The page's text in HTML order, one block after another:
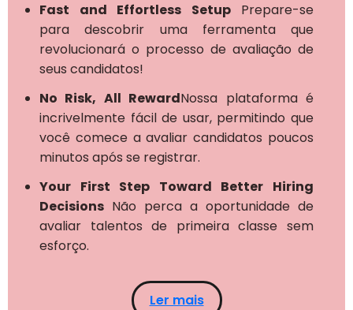
Fast and Effortless SetupPrepare-se
para descobrir uma ferramenta que
revolucionará o processo de avaliação de
seus candidatos!
No Risk, All RewardNossa plataforma é
incrivelmente fácil de usar, permitindo que
você comece a avaliar candidatos poucos
minutos após se registrar.
Your First Step Toward Better Hiring
Decisions Não perca a oportunidade de
avaliar talentos de primeira classe sem
esforço.
Ler mais